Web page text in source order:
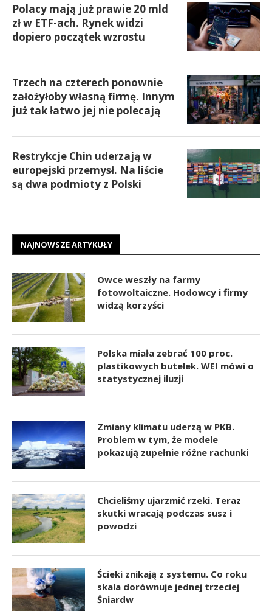
Polacy mają już prawie 20 mld
zł w ETF-ach. Rynek widzi
dopiero początek wzrostu
Trzech na czterech ponownie
założyłoby własną firmę. Innym
już tak łatwo jej nie polecają
Restrykcje Chin uderzają w
europejski przemysł. Na liście
są dwa podmioty z Polski
NAJNOWSZE ARTYKUŁY
Owce weszły na farmy
fotowoltaiczne. Hodowcy i firmy
widzą korzyści
Polska miała zebrać 100 proc.
plastikowych butelek. WEI mówi o
statystycznej iluzji
Zmiany klimatu uderzą w PKB.
Problem w tym, że modele
pokazują zupełnie różne rachunki
Chcieliśmy ujarzmić rzeki. Teraz
skutki wracają podczas susz i
powodzi
Ścieki znikają z systemu. Co roku
skala dorównuje jednej trzeciej
Śniardw